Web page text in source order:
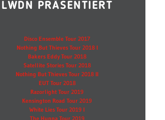
LWDN PRÄSENTIERT
Disco Ensemble Tour 2017
Nothing But Thieves Tour 2018 I
Bakers Eddy Tour 2018
Satellite Stories Tour 2018
Nothing But Thieves Tour 2018 II
EUT Tour 2018
Razorlight Tour 2019
Kensington Road Tour 2019
White Lies Tour 2019 I
The Hunna Tour 2019